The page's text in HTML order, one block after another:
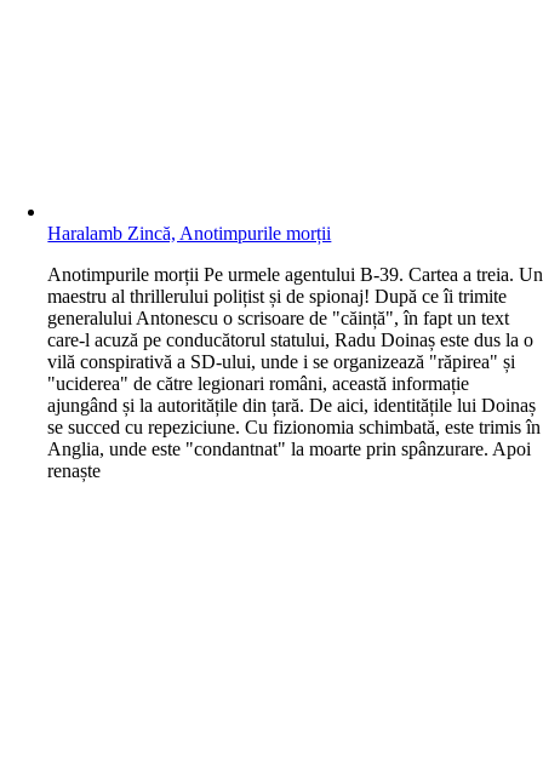
Haralamb Zincă, Anotimpurile morții
Anotimpurile morții Pe urmele agentului B-39. Cartea a treia. Un
maestru al thrillerului polițist și de spionaj! După ce îi trimite
generalului Antonescu o scrisoare de "căință", în fapt un text
care-l acuză pe conducătorul statului, Radu Doinaș este dus la o
vilă conspirativă a SD-ului, unde i se organizează "răpirea" și
"uciderea" de către legionari români, această informație
ajungând și la autoritățile din țară. De aici, identitățile lui Doinaș
se succed cu repeziciune. Cu fizionomia schimbată, este trimis în
Anglia, unde este "condantnat" la moarte prin spânzurare. Apoi
renaște